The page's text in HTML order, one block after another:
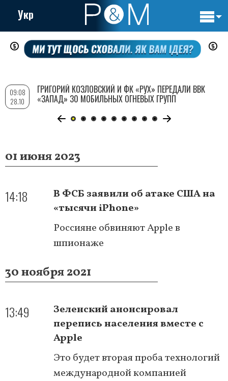
Перейти
содержанию
Укр
01 июня 2023
14:18
В ФСБ заявили об атаке США на
«тысячи iPhone»
Россияне обвиняют Apple в
шпионаже
30 ноября 2021
13:49
Зеленский анонсировал
перепись населения вместе с
Apple
Это будет вторая проба технологий
международной компанией
09:08
28.10
ГРИГОРИЙ КОЗЛОВСКИЙ И ФК «РУХ» ПЕРЕДАЛИ ВВК
«ЗАПАД» 30 МОБИЛЬНЫХ ОГНЕВЫХ ГРУПП